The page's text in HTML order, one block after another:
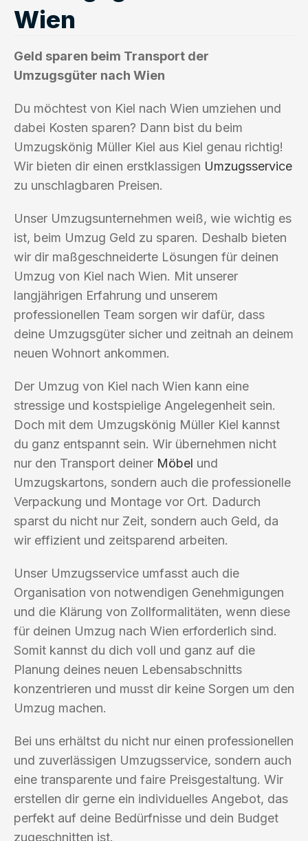
Wien
Geld sparen beim Transport der
Umzugsgüter nach Wien
Du möchtest von Kiel nach Wien umziehen und
dabei Kosten sparen? Dann bist du beim
Umzugskönig Müller Kiel aus Kiel genau richtig!
Wir bieten dir einen erstklassigen Umzugsservice
zu unschlagbaren Preisen.
Unser Umzugsunternehmen weiß, wie wichtig es
ist, beim Umzug Geld zu sparen. Deshalb bieten
wir dir maßgeschneiderte Lösungen für deinen
Umzug von Kiel nach Wien. Mit unserer
langjährigen Erfahrung und unserem
professionellen Team sorgen wir dafür, dass
deine Umzugsgüter sicher und zeitnah an deinem
neuen Wohnort ankommen.
Der Umzug von Kiel nach Wien kann eine
stressige und kostspielige Angelegenheit sein.
Doch mit dem Umzugskönig Müller Kiel kannst
du ganz entspannt sein. Wir übernehmen nicht
nur den Transport deiner Möbel und
Umzugskartons, sondern auch die professionelle
Verpackung und Montage vor Ort. Dadurch
sparst du nicht nur Zeit, sondern auch Geld, da
wir effizient und zeitsparend arbeiten.
Unser Umzugsservice umfasst auch die
Organisation von notwendigen Genehmigungen
und die Klärung von Zollformalitäten, wenn diese
für deinen Umzug nach Wien erforderlich sind.
Somit kannst du dich voll und ganz auf die
Planung deines neuen Lebensabschnitts
konzentrieren und musst dir keine Sorgen um den
Umzug machen.
Bei uns erhältst du nicht nur einen professionellen
und zuverlässigen Umzugsservice, sondern auch
eine transparente und faire Preisgestaltung. Wir
erstellen dir gerne ein individuelles Angebot, das
perfekt auf deine Bedürfnisse und dein Budget
zugeschnitten ist.